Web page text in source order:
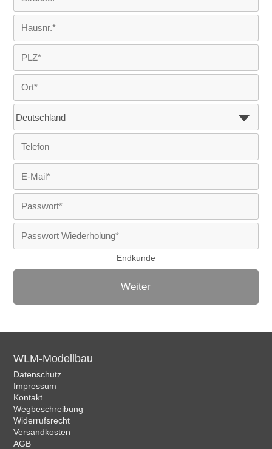
Endkunde
Weiter
WLM-Modellbau
Datenschutz
Impressum
Kontakt
Wegbeschreibung
Widerrufsrecht
Versandkosten
AGB